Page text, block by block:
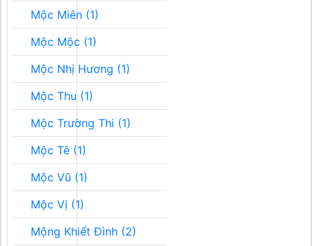
Mộc Miên (1)
Mộc Mộc (1)
Mộc Nhị Hương (1)
Mộc Thu (1)
Mộc Trường Thi (1)
Mộc Tê (1)
Mộc Vũ (1)
Mộc Vị (1)
Mộng Khiết Đình (2)